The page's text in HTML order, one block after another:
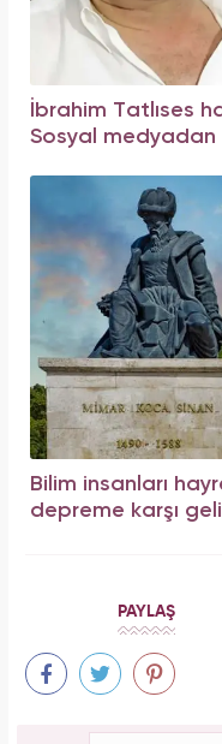
İbrahim Tatlıses
Sosyal medyadan
Bilim insanları
depreme karşı
PAYLAŞ